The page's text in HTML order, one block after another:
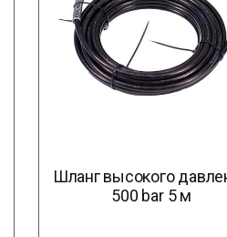
Шланг высокого
500 bar 5 м